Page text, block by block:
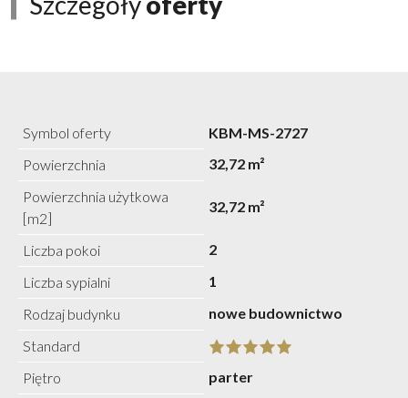
Symbol oferty
KBM-MS-2727
Powierzchnia
32,72 m²
Powierzchnia użytkowa
[m2]
32,72 m²
Liczba pokoi
2
Liczba sypialni
1
Rodzaj budynku
nowe budownictwo
Standard
Piętro
parter